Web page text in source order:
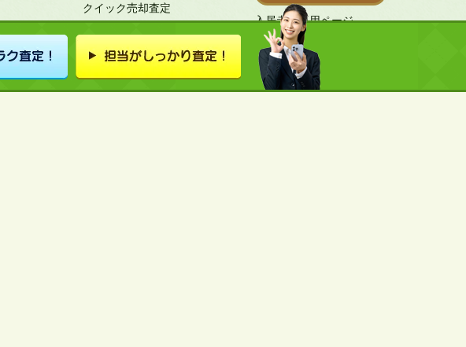
クイック売却査定
入居者様専用ページ
- 退去受付（帯広）
- 退去受付（旭川）